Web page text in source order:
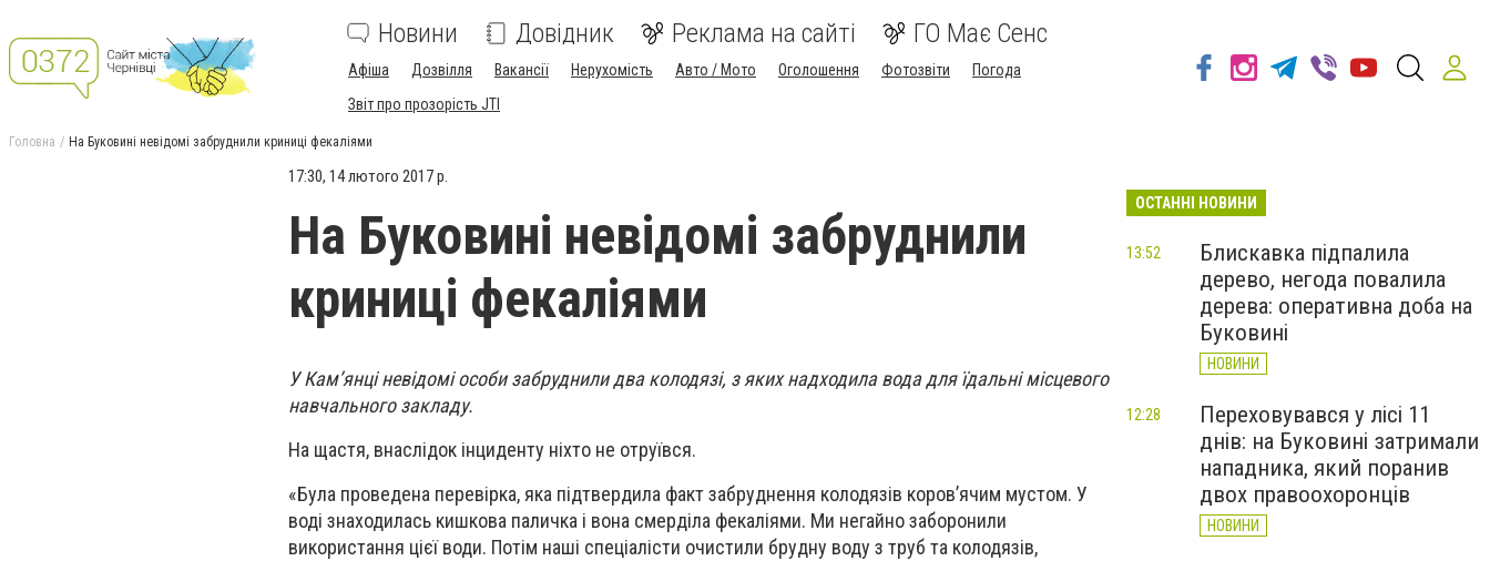
Новини Довідник Реклама на сайті ГО Має Сенс
Афіша Дозвілля Вакансії Нерухомість Авто / Мото Оголошення Фотозвіти
Погода
Звіт про прозорість JTI
Головна На Буковині невідомі забруднили криниці фекаліями
17:30, 14 лютого 2017 р.
На Буковині невідомі забруднили
криниці фекаліями
У Кам’янці невідомі особи забруднили два колодязі, з яких надходила вода для їдальні місцевого
навчального закладу.
На щастя, внаслідок інциденту ніхто не отруївся.
«Була проведена перевірка, яка підтвердила факт забруднення колодязів коров’ячим мустом. У
воді знаходилась кишкова паличка і вона смерділа фекаліями. Ми негайно заборонили
використання цієї води. Потім наші спеціалісти очистили брудну воду з труб та колодязів,
ОСТАННІ НОВИНИ
Блискавка підпалила
дерево, негода повалила
дерева: оперативна доба на
Буковині
НОВИНИ
13:52
Переховувався у лісі 11
днів: на Буковині затримали
нападника, який поранив
двох правоохоронців
НОВИНИ
12:28